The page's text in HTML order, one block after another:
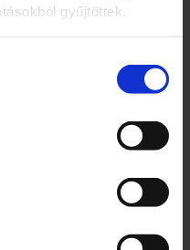
gyűjtöttek.